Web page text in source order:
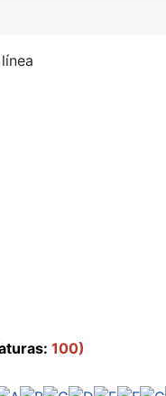
100)